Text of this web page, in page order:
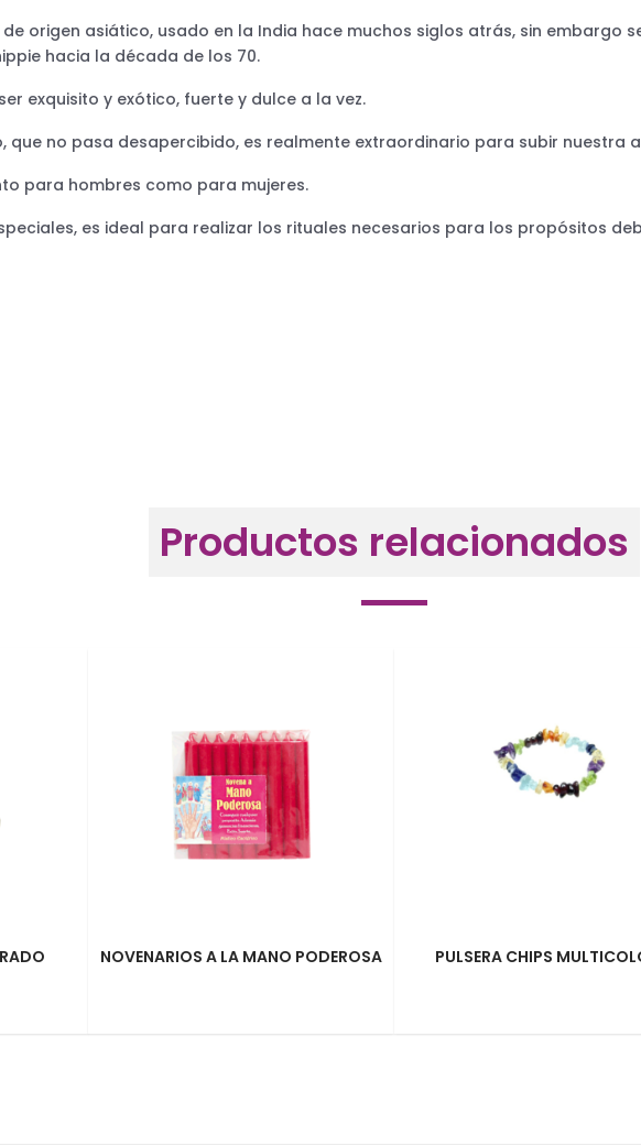
origen asiático, usado en la India hace muchos siglos atrás, sin embargo
hacia la década de los 70.
exquisito y exótico, fuerte y dulce a la vez.
que no pasa desapercibido, es realmente extraordinario para subir nuestra
para hombres como para mujeres.
es ideal para realizar los rituales necesarios para los propósitos
Productos relacionados
NOVENARIOS A LA MANO PODEROSA PULSERA CHIPS